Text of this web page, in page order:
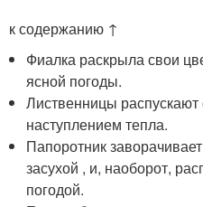
к содержанию ↑
Фиалка раскрыла свои
ясной погоды.
Лиственницы распускают
наступлением тепла.
Папоротник
засухой , и, наоборот,
погодой.